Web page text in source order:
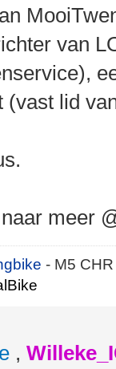
van
(vast lid
meer
- M5
,